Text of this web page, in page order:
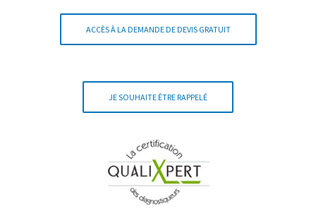
ACCÈS À LA DEMANDE DE DEVIS GRATUIT
JE SOUHAITE ÊTRE RAPPELÉ